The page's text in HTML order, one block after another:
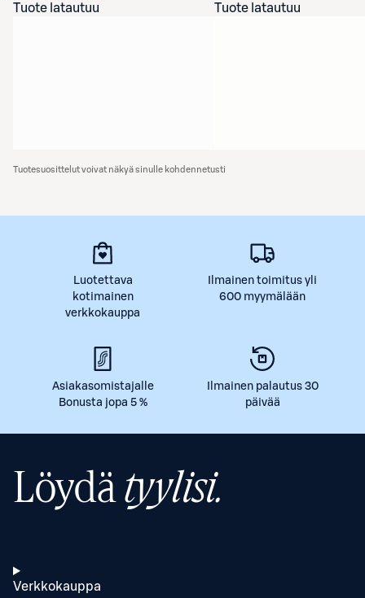
Tuote latautuu
Tuote latautuu
Tuotesuosittelut voivat näkyä sinulle kohdennetusti
Luotettava
kotimainen
verkkokauppa
Ilmainen toimitus yli
600 myymälään
Asiakasomistajalle
Bonusta jopa 5 %
Ilmainen palautus 30
päivää
Löydätyylisi.
Verkkokauppa